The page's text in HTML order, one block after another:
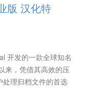
版 汉化特
开发的一款全球知名
来，凭借其高效的压
理归档文件的首选